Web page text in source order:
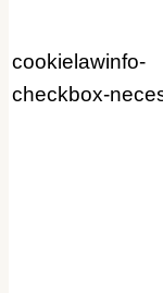
cookielawinfo-
checkbox-